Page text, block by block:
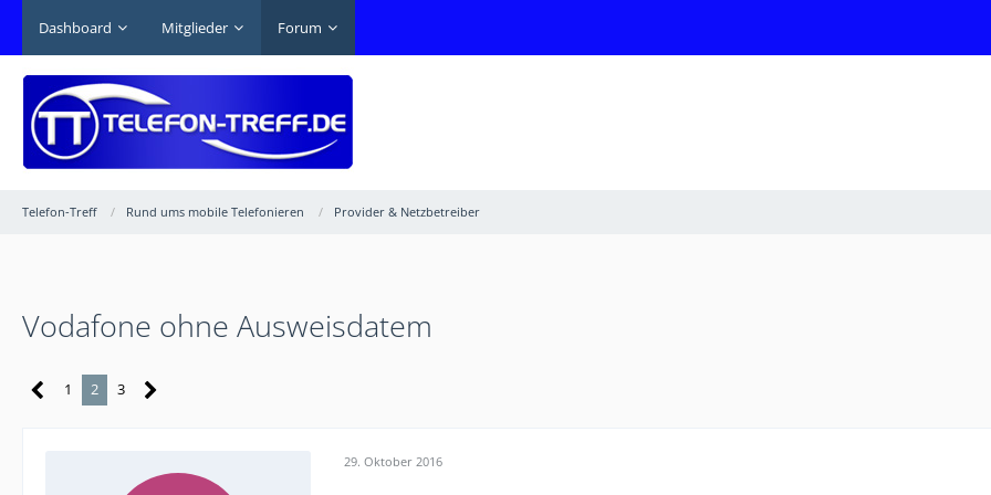
Dashboard Mitglieder Forum
Telefon-Treff Rund ums mobile Telefonieren Provider & Netzbetreiber
Vodafone ohne Ausweisdatem
1 2 3
29. Oktober 2016